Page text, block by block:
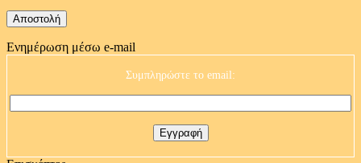
Ενημέρωση μέσω e-mail
Συμπληρώστε το email: